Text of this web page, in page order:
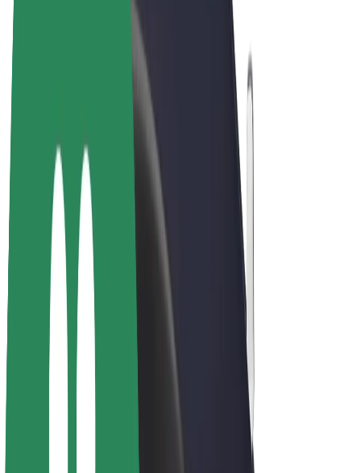
Bicis
Bolt Plus
Colabora con Bolt
Conductores
Ingresos de conductor/a
Repartidores
Comercios de Bolt Food